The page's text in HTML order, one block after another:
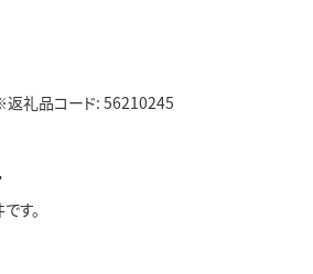
返礼品コード: 56210245
す。